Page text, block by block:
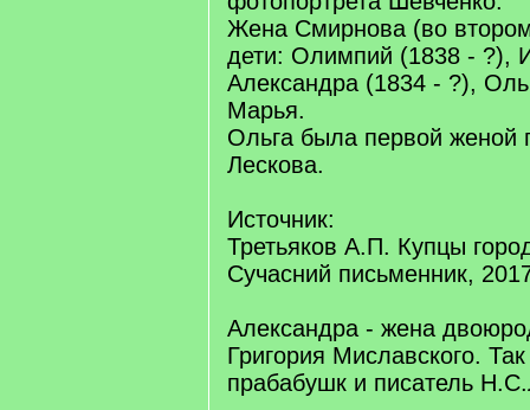
Жена Смирнова (во
дети: Олимпий (1838 - ?),
Александра (1834 - ?),
Марья.
Ольга была первой женой
Лескова.
Источник:
Третьяков А.П. Купцы
Сучасний письменник,
Александра - жена
Григория Миславского.
прабабушк и писатель